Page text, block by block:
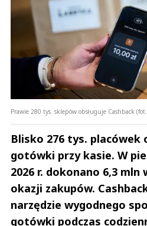
Prawie 280 tys. sklepów obsługuje Cashback
Blisko 276 tys. placówek
gotówki przy kasie. W
2026 r. dokonano 6,3
okazji zakupów.
narzędzie wygodnego
gotówki podczas